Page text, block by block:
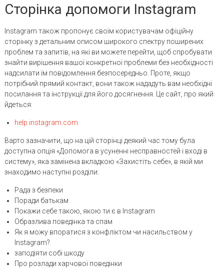
Сторінка допомоги Instagram
Instagram також пропонує своїм користувачам офіційну
сторінку з детальним описом широкого спектру поширених
проблем та запитів, на які ви можете перейти, щоб спробувати
знайти вирішення вашої конкретної проблеми без необхідності
надсилати їм повідомлення безпосередньо. Проте, якщо
потрібний прямий контакт, вони також нададуть вам необхідні
посилання та інструкції для його досягнення. Це сайт, про який
йдеться:
help.instagram.com
Варто зазначити, що на цій сторінці деякий час тому була
доступна опція «Допомога в усуненні несправностей і вході в
систему», яка замінена вкладкою «Захистіть себе», в якій ми
знаходимо наступні розділи:
Рада з безпеки
Поради батькам
Покажи себе такою, якою ти є в Instagram
Образлива поведінка та спам
Як я можу впоратися з конфліктом чи насильством у
Instagram?
заподіяти собі шкоду
Про розлади харчової поведінки